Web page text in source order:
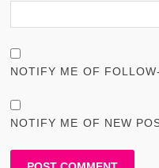
NOTIFY ME OF
NOTIFY ME OF NEW